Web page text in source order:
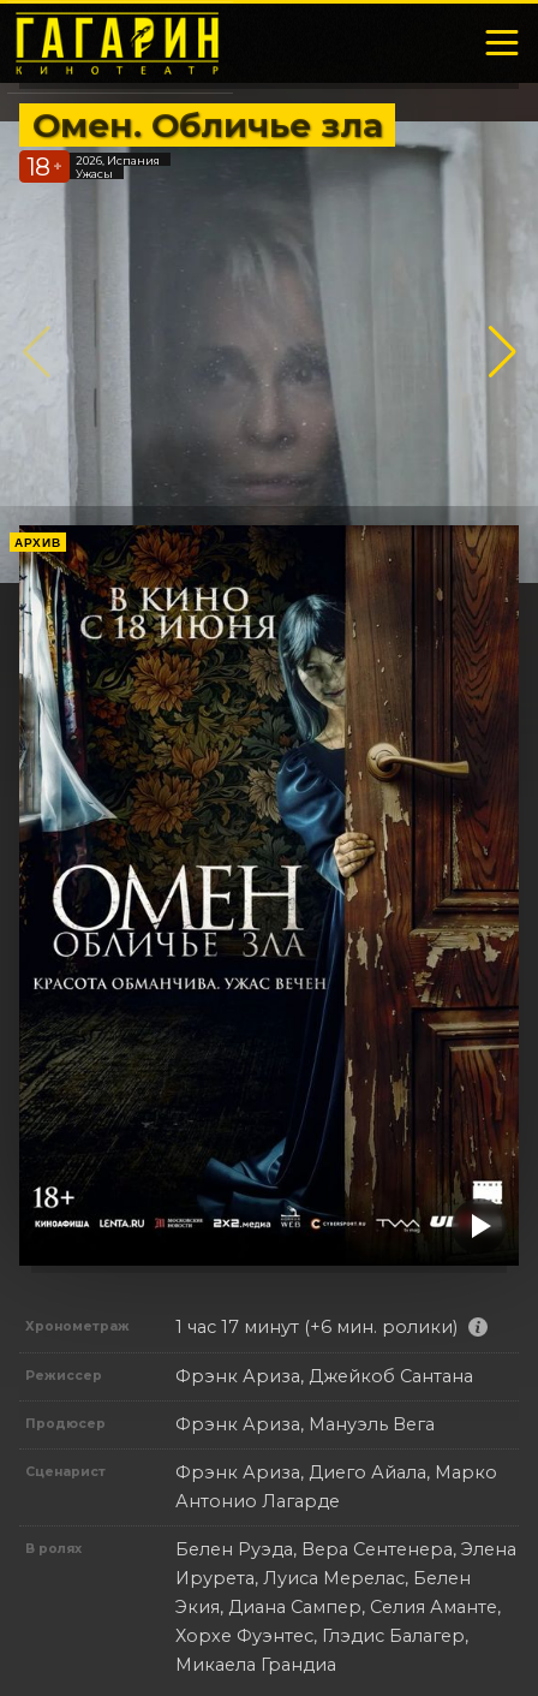
Омен. Обличье зла
18 +
2026, Испания
Ужасы
АРХИВ
Хронометраж 1 час 17 минут (+6 мин. ролики)
Режиссер Фрэнк Ариза, Джейкоб Сантана
Продюсер Фрэнк Ариза, Мануэль Вега
Сценарист
Фрэнк Ариза, Диего Айала, Марко
Антонио Лагарде
В ролях
Белен Руэда, Вера Сентенера, Элена
Ирурета, Луиса Мерелас, Белен
Экия, Диана Сампер, Селия Аманте,
Хорхе Фуэнтес, Глэдис Балагер,
Микаела Грандиа